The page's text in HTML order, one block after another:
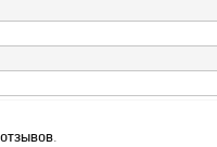
отзывов.